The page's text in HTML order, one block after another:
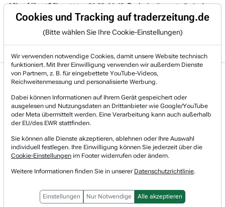
Trading-Room
% auf über +3 %. 06.08. 16:49 Trade des Tages 06.08.
Gratis Account Login
Jetzt registrieren und gratis Artikel lesen.
Bereits bei TraderFox registriert? Jetzt anmelden!
Home Börsen-Nachrichten
Hot-News
Uber prognostiziert starke Buchungen und kündigt ...
Uber Technologies Watchlist
Uber prognostiziert starke
Buchungen und kündigt massiven
Aktienrückkauf an
Cookies und Tracking auf traderzeitung.de
(Bitte wählen Sie Ihre Cookie-Einstellungen)
Wir verwenden notwendige Cookies, damit unsere Website technisch
funktioniert. Mit Ihrer Einwilligung verwenden wir außerdem Dienste
von Partnern, z. B. für eingebettete YouTube-Videos,
Reichweitenmessung und personalisierte Werbung.
Dabei können Informationen auf Ihrem Gerät gespeichert oder
ausgelesen und Nutzungsdaten an Drittanbieter wie Google/YouTube
oder Meta übermittelt werden. Eine Verarbeitung kann auch außerhalb
der EU/des EWR stattfinden.
Sie können alle Dienste akzeptieren, ablehnen oder Ihre Auswahl
individuell festlegen. Ihre Einwilligung können Sie jederzeit über die
Cookie-Einstellungen im Footer widerrufen oder ändern.
Weitere Informationen finden Sie in unserer Datenschutzrichtlinie.
Einstellungen Nur Notwendige Alle akzeptieren